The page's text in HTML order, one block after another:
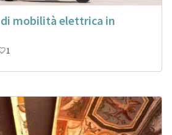
mobilità elettrica in
1